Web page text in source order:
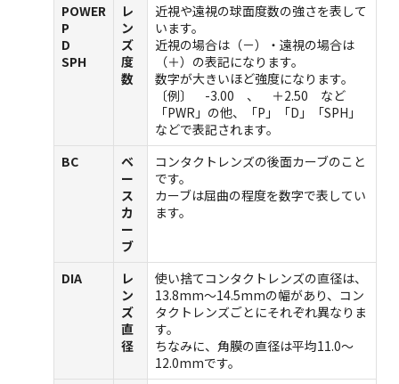
POWER
P
D
SPH
レ
ン
ズ
度
数
近視や遠視の球面度数の強さを表して
います。
近視の場合は（－）・遠視の場合は
（＋）の表記になります。
数字が大きいほど強度になります。
〔例〕 -3.00 、 ＋2.50 など
「PWR」の他、「P」「D」「SPH」
などで表記されます。
BC
ベ
ー
ス
カ
ー
ブ
コンタクトレンズの後面カーブのこと
です。
カーブは屈曲の程度を数字で表してい
ます。
DIA
レ
ン
ズ
直
径
使い捨てコンタクトレンズの直径は、
13.8mm～14.5mmの幅があり、コン
タクトレンズごとにそれぞれ異なりま
す。
ちなみに、角膜の直径は平均11.0～
12.0mmです。